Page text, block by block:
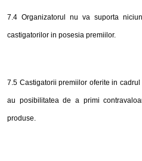
7.4 Organizatorul nu va suporta
castigatorilor in posesia premiilor.
7.5 Castigatorii premiilor oferite in
au posibilitatea de a primi
produse.